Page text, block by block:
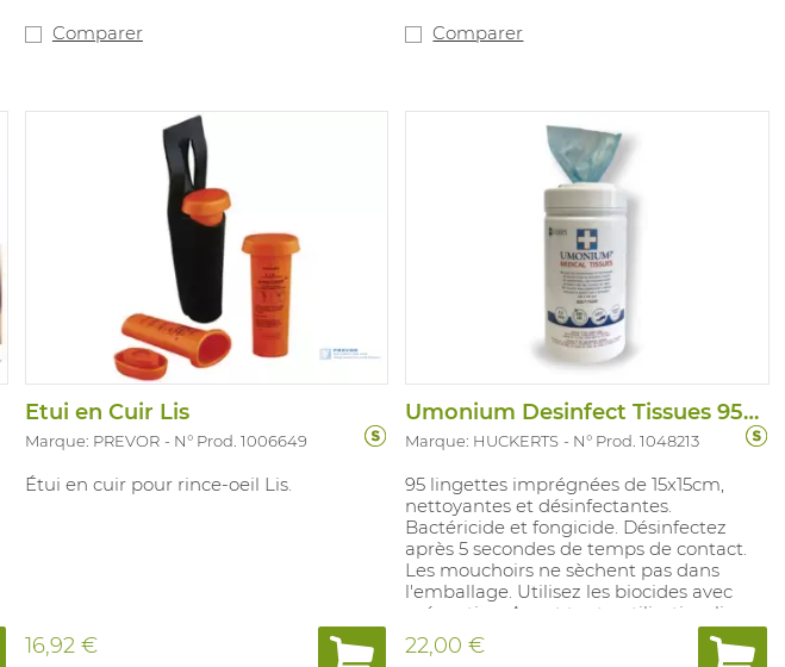
avec l'unité moteur Jupiter et 200 sur le
normes EN 12941 et EN 166:2:F:3.
Comparer
matériaux.
Comparer
Etui en Cuir Lis
Marque: PREVOR N° Prod. 1006649
Étui en cuir pour rince-oeil Lis.
16,92 €
Umonium Desinfect Tissues 95PC
Marque: HUCKERTS N° Prod. 1048213
95 lingettes imprégnées de 15x15cm,
nettoyantes et désinfectantes.
Bactéricide et fongicide. Désinfectez
après 5 secondes de temps de contact.
Les mouchoirs ne sèchent pas dans
l'emballage. Utilisez les biocides avec
précaution. Avant toute utilisation, lisez
l’étiquette et les informations
concernant le produit. BE-REG-01578
22,00 €